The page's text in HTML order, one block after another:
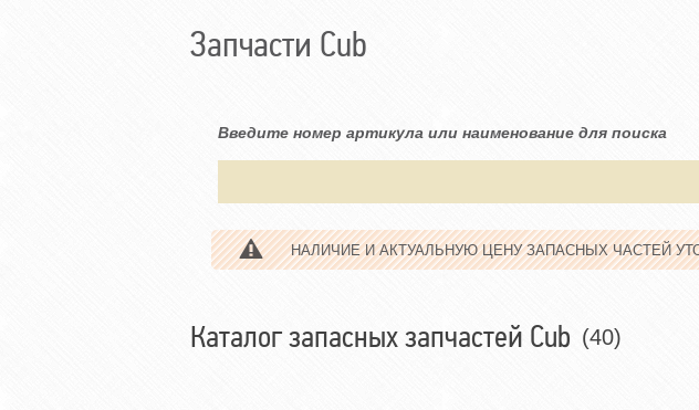
Запчасти Cub
Введите номер артикула или наименование для поиска
НАЛИЧИЕ И АКТУАЛЬНУЮ ЦЕНУ ЗАПАСНЫХ ЧАСТЕЙ
Каталог запасных запчастей Cub (40)